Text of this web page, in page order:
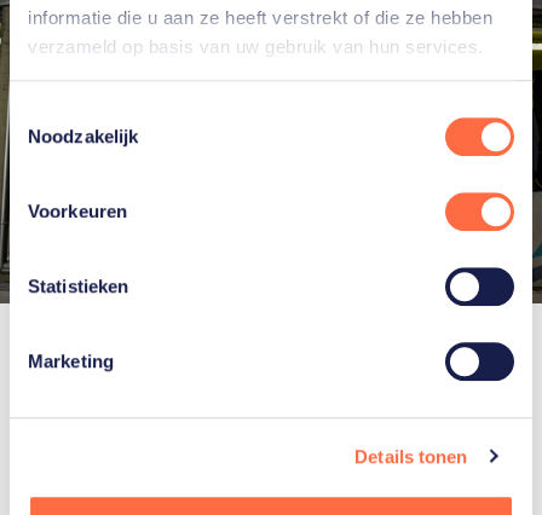
informatie die u aan ze heeft verstrekt of die ze hebben
verzameld op basis van uw gebruik van hun services.
Toestemmingsselectie
Noodzakelijk
Voorkeuren
Statistieken
Marketing
Details tonen